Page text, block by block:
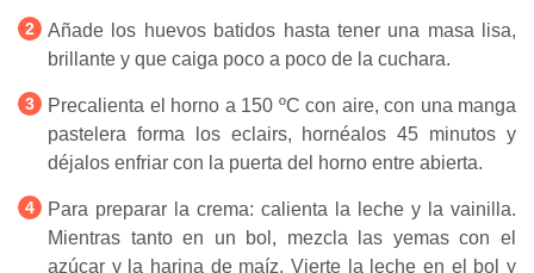
Añade los huevos batidos hasta tener una masa lisa,
brillante y que caiga poco a poco de la cuchara.
Precalienta el horno a 150 ºC con aire, con una manga
pastelera forma los eclairs, hornéalos 45 minutos y
déjalos enfriar con la puerta del horno entre abierta.
Para preparar la crema: calienta la leche y la vainilla.
Mientras tanto en un bol, mezcla las yemas con el
azúcar y la harina de maíz. Vierte la leche en el bol y